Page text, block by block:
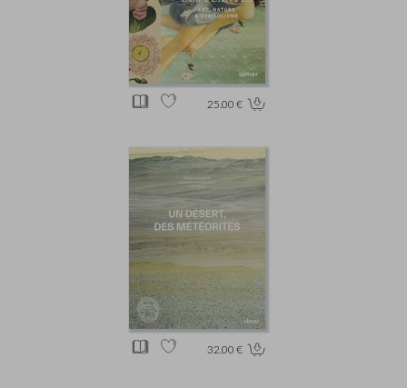
25.00 €
32.00 €